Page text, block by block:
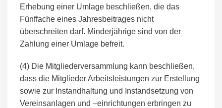
Erhebung einer Umlage beschließen, die das
Fünffache eines Jahresbeitrages nicht
überschreiten darf. Minderjährige sind von der
Zahlung einer Umlage befreit.
(4) Die Mitgliederversammlung kann beschließen,
dass die Mitglieder Arbeitsleistungen zur Erstellung
sowie zur Instandhaltung und Instandsetzung von
Vereinsanlagen und –einrichtungen erbringen zu